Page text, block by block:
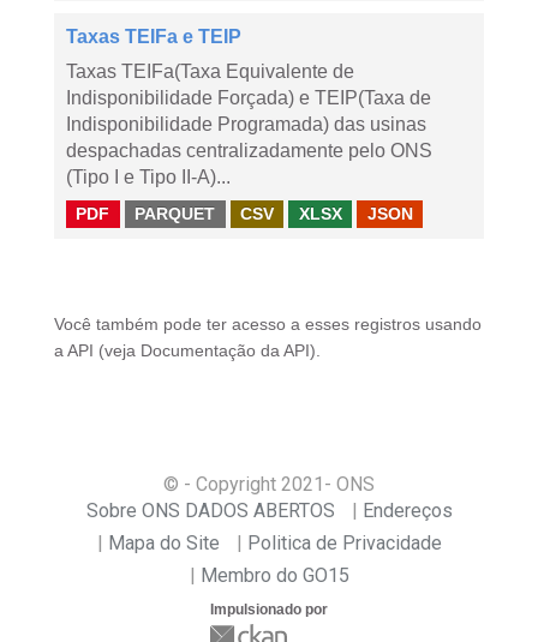
Taxas TEIFa e TEIP
Taxas TEIFa(Taxa Equivalente de
Indisponibilidade Forçada) e TEIP(Taxa de
Indisponibilidade Programada) das usinas
despachadas centralizadamente pelo ONS
(Tipo I e Tipo II-A)...
PDF PARQUET CSV XLSX JSON
Você também pode ter acesso a esses registros usando
a API (veja Documentação da API ).
© - Copyright 2021 - ONS
Sobre ONS DADOS ABERTOS
Endereços
Mapa do Site
Politica de Privacidade
Membro do GO15
Impulsionado por